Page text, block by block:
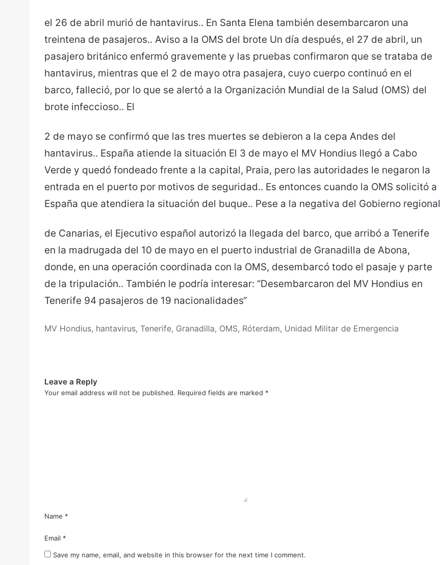
el 26 de abril murió de hantavirus.. En Santa Elena también desembarcaron una
treintena de pasajeros.. Aviso a la OMS del brote Un día después, el 27 de abril, un
pasajero británico enfermó gravemente y las pruebas confirmaron que se trataba de
hantavirus, mientras que el 2 de mayo otra pasajera, cuyo cuerpo continuó en el
barco, falleció, por lo que se alertó a la Organización Mundial de la Salud (OMS) del
brote infeccioso.. El
2 de mayo se confirmó que las tres muertes se debieron a la cepa Andes del
hantavirus.. España atiende la situación El 3 de mayo el MV Hondius llegó a Cabo
Verde y quedó fondeado frente a la capital, Praia, pero las autoridades le negaron la
entrada en el puerto por motivos de seguridad.. Es entonces cuando la OMS solicitó a
España que atendiera la situación del buque.. Pese a la negativa del Gobierno regional
de Canarias, el Ejecutivo español autorizó la llegada del barco, que arribó a Tenerife
en la madrugada del 10 de mayo en el puerto industrial de Granadilla de Abona,
donde, en una operación coordinada con la OMS, desembarcó todo el pasaje y parte
de la tripulación.. También le podría interesar: “Desembarcaron del MV Hondius en
Tenerife 94 pasajeros de 19 nacionalidades“
MV Hondius, hantavirus, Tenerife, Granadilla, OMS, Róterdam, Unidad Militar de Emergencia
Leave a Reply
Your email address will not be published. Required fields are marked *
Name *
Email *
Save my name, email, and website in this browser for the next time I comment.